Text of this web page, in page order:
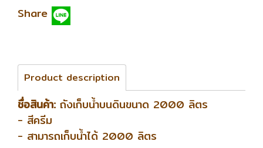
Share
Product description
ชื่อสินค้า: ถังเก็บน้ำบนดินขนาด 2000 ลิตร
- สีครีม
- สามารถเก็บน้ำได้ 2000 ลิตร